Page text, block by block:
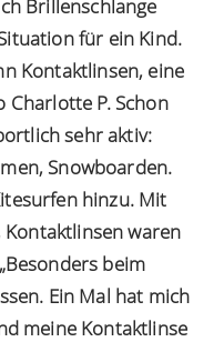
Brillenschlange
für ein Kind.
Kontaktlinsen, eine
Charlotte P. Schon
sehr aktiv:
Snowboarden.
hinzu. Mit
waren
beim
Ein Mal hat mich
meine Kontaktlinse